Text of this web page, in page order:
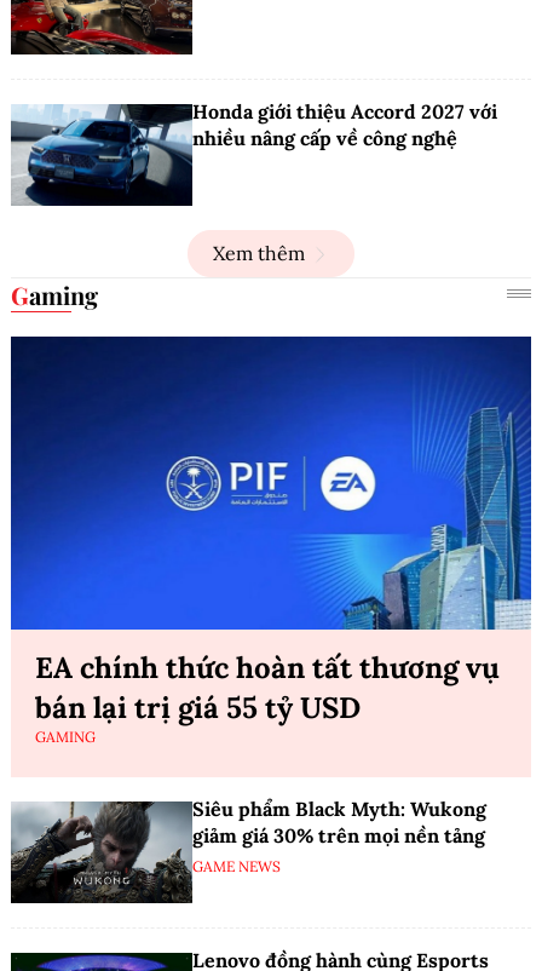
Honda giới thiệu Accord 2027 với
nhiều nâng cấp về công nghệ
Xem thêm
Gaming
EA chính thức hoàn tất thương vụ
bán lại trị giá 55 tỷ USD
GAMING
Siêu phẩm Black Myth: Wukong
giảm giá 30% trên mọi nền tảng
GAME NEWS
Lenovo đồng hành cùng Esports